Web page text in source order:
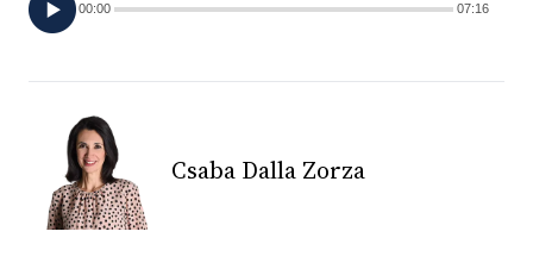
PRINCIPATO
MONACO
RMC
CONSIGLIA
00:00 07:16
Csaba Dalla Zorza